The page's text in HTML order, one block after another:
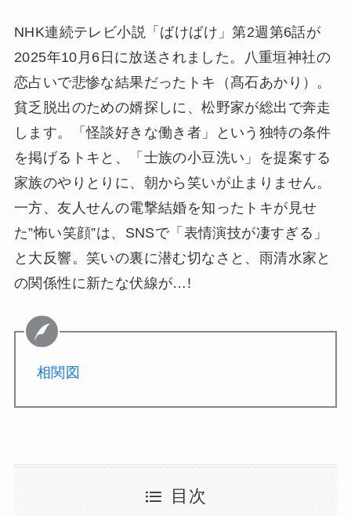
NHK連続テレビ小説「ばけばけ」第2週第6話が
2025年10月6日に放送されました。八重垣神社の
恋占いで悲惨な結果だったトキ（髙石あかり）。
貧乏脱出のための婿探しに、松野家が総出で奔走
します。「怪談好きな働き者」という独特の条件
を掲げるトキと、「士族の小豆洗い」を提案する
家族のやりとりに、朝から笑いが止まりません。
一方、友人せんの電撃結婚を知ったトキが見せ
た”怖い笑顔”は、SNSで「表情演技が凄すぎる」
と大反響。笑いの裏に潜む切なさと、雨清水家と
の関係性に新たな伏線が…!
相関図
目次